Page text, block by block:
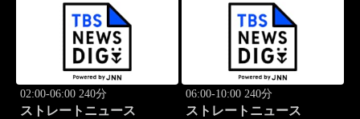
02:00-06:00 240分
ストレートニュース
06:00-10:00 240分
ストレートニュース